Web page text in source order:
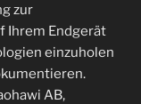
zur
Ihrem Endgerät
einzuholen
AB,